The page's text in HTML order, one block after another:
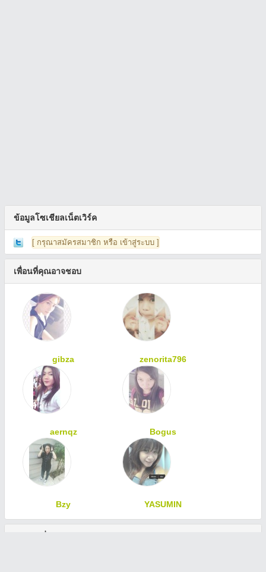
ข้อมูลโซเชียลเน็ตเวิร์ค
[ กรุณาสมัครสมาชิก หรือ เข้าสู่ระบบ ]
เพื่อนที่คุณอาจชอบ
gibza zenorita796
aernqz Bogus
Bzy YASUMIN